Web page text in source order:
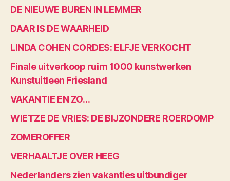
DE NIEUWE BUREN IN LEMMER
DAAR IS DE WAARHEID
LINDA COHEN CORDES: ELFJE VERKOCHT
Finale uitverkoop ruim 1000 kunstwerken
Kunstuitleen Friesland
VAKANTIE EN ZO…
WIETZE DE VRIES: DE BIJZONDERE ROERDOMP
ZOMEROFFER
VERHAALTJE OVER HEEG
Nederlanders zien vakanties uitbundiger